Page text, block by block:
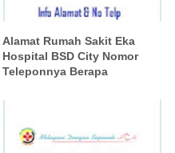
Alamat Rumah Sakit Eka
Hospital BSD City Nomor
Teleponnya Berapa